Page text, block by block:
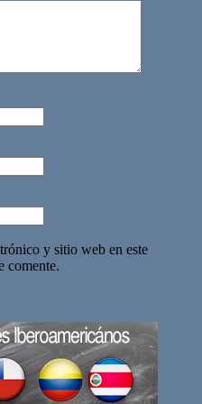
y sitio web en este
comente.